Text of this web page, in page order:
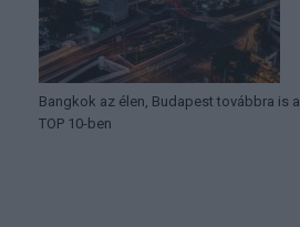
Bangkok az élen, Budapest továbbra is a
TOP 10-ben